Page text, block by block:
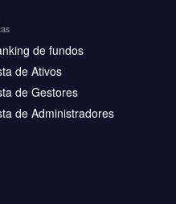
de fundos
de Ativos
de Gestores
de Administradores